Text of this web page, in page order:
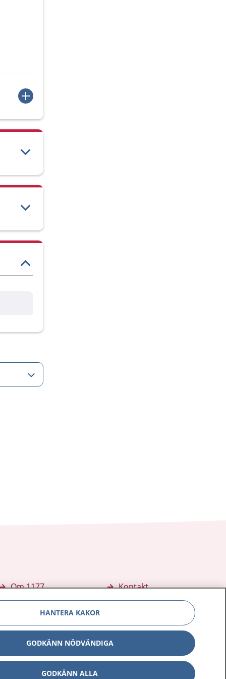
Om 1177
E-tjänster
Aktuellt
Kontakt
Digital tillgänglighet
HANTERA KAKOR
GODKÄNN NÖDVÄNDIGA
GODKÄNN ALLA